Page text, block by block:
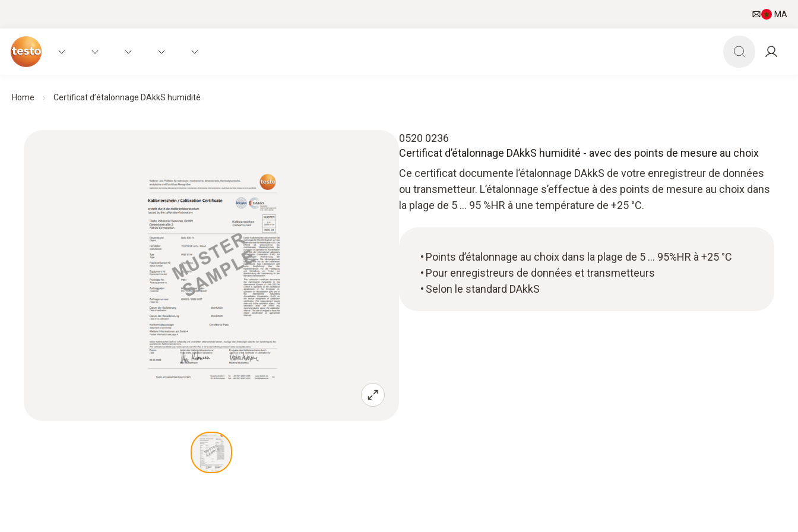
MA
Home Certificat d’étalonnage DAkkS humidité
0520 0236
Certificat d’étalonnage DAkkS humidité - avec des points de mesure au choix
Ce certificat documente l’étalonnage DAkkS de votre enregistreur de données
ou transmetteur. L’étalonnage s’effectue à des points de mesure au choix dans
la plage de 5 … 95 %HR à une température de +25 °C.
Points d’étalonnage au choix dans la plage de 5 … 95%HR à +25 °C
Pour enregistreurs de données et transmetteurs
Selon le standard DAkkS